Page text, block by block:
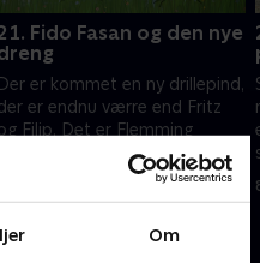
Om
Fido Fasan og den nye
Der er kommet en ny drillepind,
er endnu værre end Fritz
Filip. Det er Flemming
Fasan. De må få overbevist
ham om, at det ikke er okay at
8. oktober 2022 • 6 min